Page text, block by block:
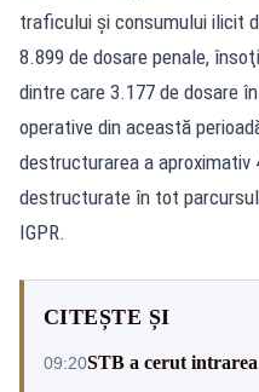
traficului şi consumului ilicit
8.899 de dosare penale,
dintre care 3.177 de dosare
operative din această
destructurarea a aproximativ
destructurate în tot
IGPR.
CITEȘTE ȘI
09:20STB a cerut